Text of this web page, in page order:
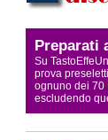
Preparati
Su
prova
ognuno dei 70
escludendo